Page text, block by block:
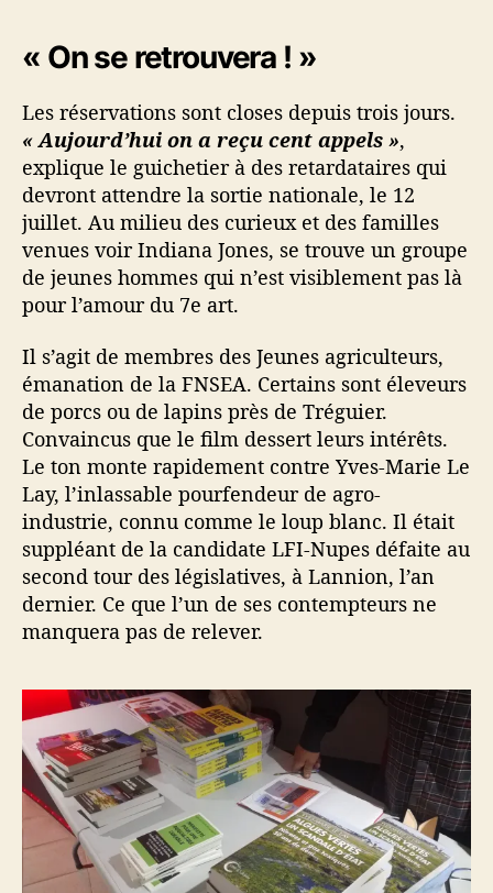
u
i
l
m
«
A
l
s
v
e
r
t
e
s
»
L
a
i
n
« On se retrouvera ! »
Les réservations sont closes depuis trois jours.
« Aujourd’hui on a reçu cent appels »,
explique le guichetier à des retardataires qui
devront attendre la sortie nationale, le 12
juillet. Au milieu des curieux et des familles
venues voir Indiana Jones, se trouve un groupe
de jeunes hommes qui n’est visiblement pas là
pour l’amour du 7e art.
Il s’agit de membres des Jeunes agriculteurs,
émanation de la FNSEA. Certains sont éleveurs
de porcs ou de lapins près de Tréguier.
Convaincus que le film dessert leurs intérêts.
Le ton monte rapidement contre Yves-Marie Le
Lay, l’inlassable pourfendeur de agro-
industrie, connu comme le loup blanc. Il était
suppléant de la candidate LFI-Nupes défaite au
second tour des législatives, à Lannion, l’an
dernier. Ce que l’un de ses contempteurs ne
manquera pas de relever.